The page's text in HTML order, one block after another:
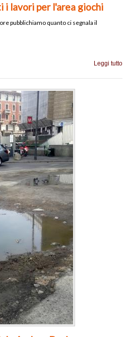
i lavori per l'area giochi
pubblichiamo quanto ci segnala il
Leggi tutto